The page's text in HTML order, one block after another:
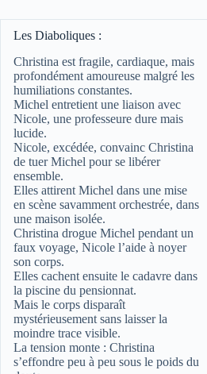
Les Diaboliques :
Christina est fragile, cardiaque, mais
profondément amoureuse malgré les
humiliations constantes.
Michel entretient une liaison avec
Nicole, une professeure dure mais
lucide.
Nicole, excédée, convainc Christina
de tuer Michel pour se libérer
ensemble.
Elles attirent Michel dans une mise
en scène savamment orchestrée, dans
une maison isolée.
Christina drogue Michel pendant un
faux voyage, Nicole l’aide à noyer
son corps.
Elles cachent ensuite le cadavre dans
la piscine du pensionnat.
Mais le corps disparaît
mystérieusement sans laisser la
moindre trace visible.
La tension monte : Christina
s’effondre peu à peu sous le poids du